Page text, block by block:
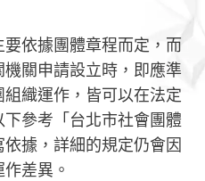
依據團體章程而定，而
關申請設立時，即應準
織運作，皆可以在法定
參考「台北市社會團體
據，詳細的規定仍會因
差異。